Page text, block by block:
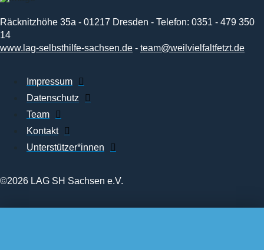
Räcknitzhöhe 35a - 01217 Dresden - Telefon: 0351 - 479 350
14
www.lag-selbsthilfe-sachsen.de - team@weilvielfaltfetzt.de
Impressum
Datenschutz
Team
Kontakt
Unterstützer*innen
©2026 LAG SH Sachsen e.V.